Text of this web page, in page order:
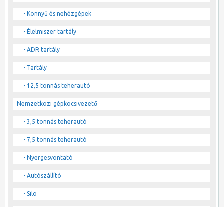
- Könnyű és nehézgépek
- Élelmiszer tartály
- ADR tartály
- Tartály
- 12,5 tonnás teherautó
Nemzetközi gépkocsivezető
- 3,5 tonnás teherautó
- 7,5 tonnás teherautó
- Nyergesvontató
- Autószállító
- Silo